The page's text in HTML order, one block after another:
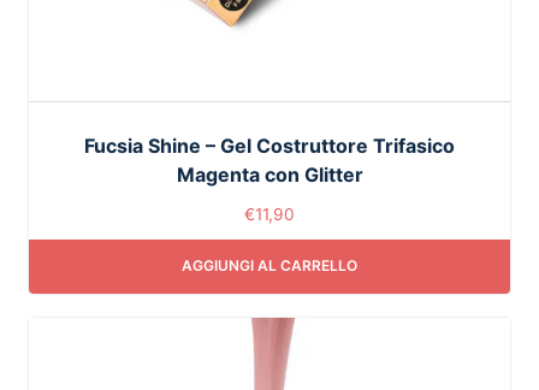
Fucsia Shine – Gel Costruttore Trifasico
Magenta con Glitter
€11,90
AGGIUNGI AL CARRELLO